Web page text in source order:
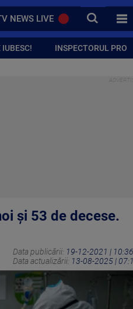
NEWS LIVE CAUTA
INSPECTORUL PRO
și 53 de decese.
Data publicării: 19-12-2021 | 10:36
Data actualizării: 13-08-2025 |